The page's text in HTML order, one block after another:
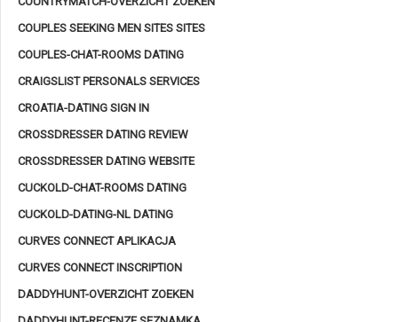
COUPLES SEEKING MEN SITES SITES
COUPLES-CHAT-ROOMS DATING
CRAIGSLIST PERSONALS SERVICES
CROATIA-DATING SIGN IN
CROSSDRESSER DATING REVIEW
CROSSDRESSER DATING WEBSITE
CUCKOLD-CHAT-ROOMS DATING
CUCKOLD-DATING-NL DATING
CURVES CONNECT APLIKACJA
CURVES CONNECT INSCRIPTION
DADDYHUNT-OVERZICHT ZOEKEN